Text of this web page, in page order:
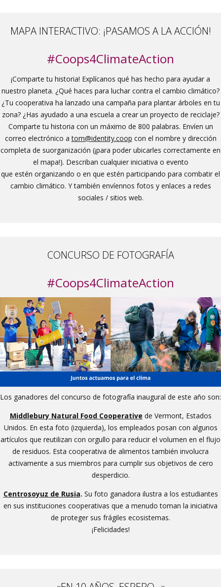
MAPA INTERACTIVO: ¡PASAMOS A LA ACCIÓN!
#Coops4ClimateAction
¡Comparte tu historia! Explícanos qué has hecho para ayudar a
nuestro planeta. ¿Qué haces para luchar contra el cambio climático?
¿Tu cooperativa ha lanzado una campaña para plantar árboles en tu
zona? ¿Has ayudado a una escuela a crear un proyecto de reciclaje?
Comparte tu historia con un máximo de 800 palabras. Envíen un
correo electrónico atom@identity.coop con el nombre y dirección
completa de suorganización (¡para poder ubicarles correctamente en
el mapa!). Describan cualquier iniciativa o evento
que estén organizando o en que estén participando para combatir el
cambio climático. Y también envíennos fotos y enlaces a redes
sociales / sitios web.
CONCURSO DE FOTOGRAFÍA
#Coops4ClimateAction
Los ganadores del concurso de fotografía inaugural de este año son:
Middlebury Natural Food Cooperative de Vermont, Estados
Unidos. En esta foto (izquierda), los empleados posan con algunos
artículos que reutilizan con orgullo para reducir el volumen en el flujo
de residuos. Esta cooperativa de alimentos también involucra
activamente a sus miembros para cumplir sus objetivos de cero
desperdicio.
Centrosoyuz de Rusia. Su foto ganadora ilustra a los estudiantes
en sus instituciones cooperativas que a menudo toman la iniciativa
de proteger sus frágiles ecosistemas.
¡Felicidades!